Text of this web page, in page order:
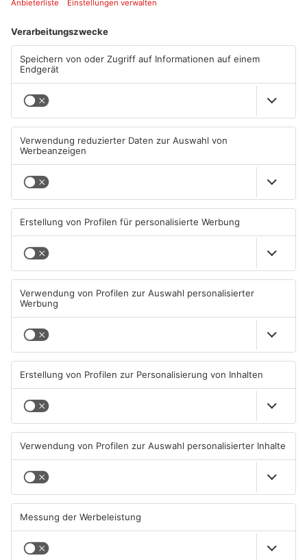
Kein Abschlussfeuerwerk
beim Alzenauer Stadtfest
07.08.2026, 08:15 UHR IN KREIS
junge Familien in
Tante Enso übernimmt
einzigen Supermarkt in
Pflaumheim
06.08.2026, 05:30 UHR IN KREIS
ASCHAFFENBURG
zwischen Hösbach und
Stockstadt
03.08.2026, 15:57 UHR IN KREIS